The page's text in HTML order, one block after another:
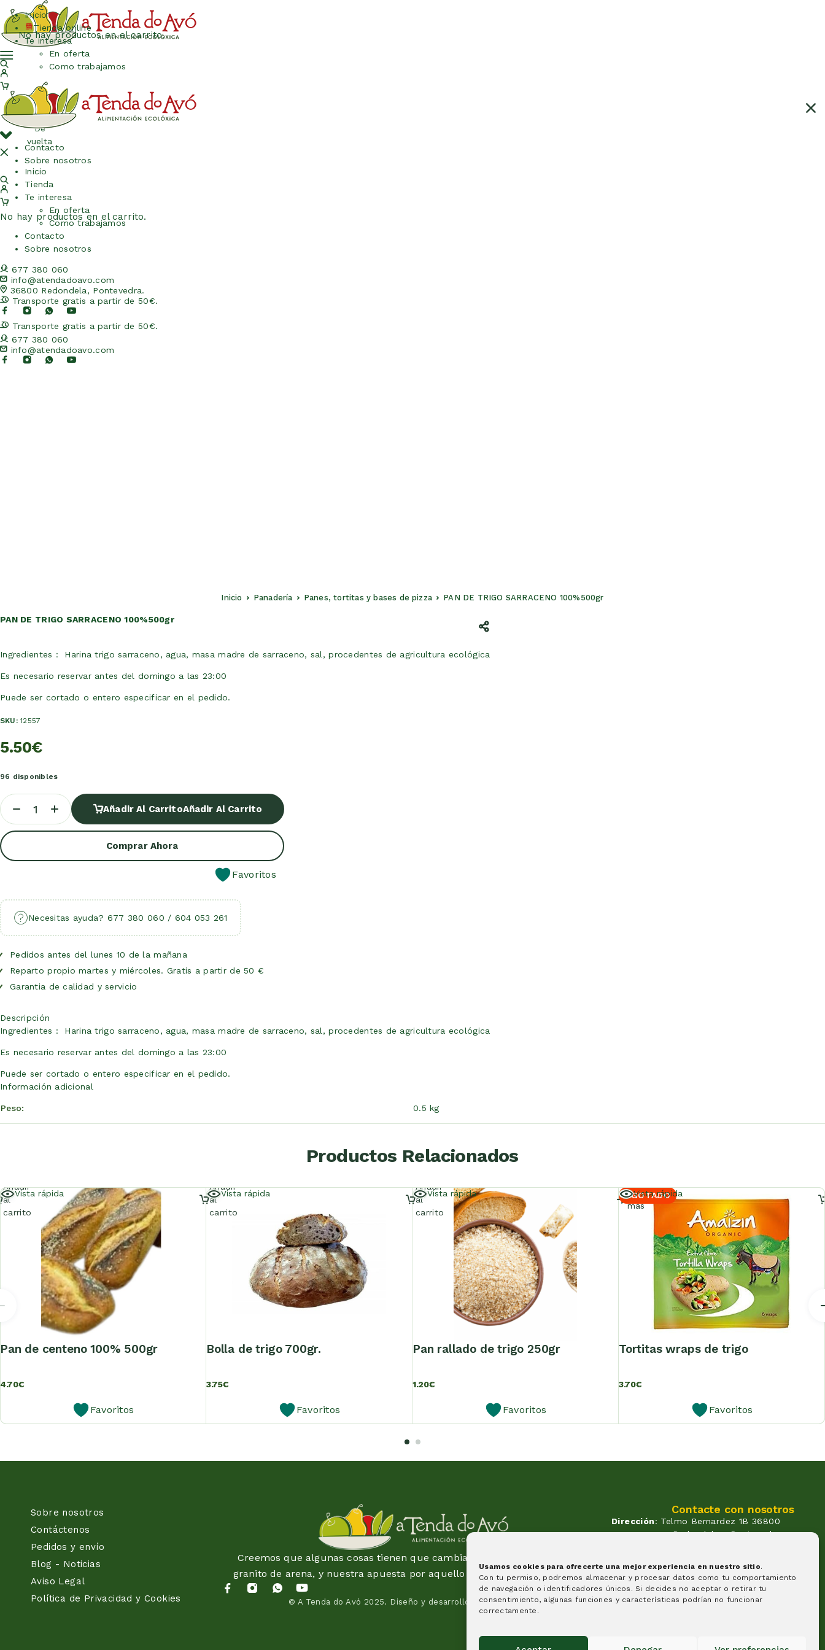
Usamos cookies para ofrecerte una mejor experiencia en nuestro sitio.
Con tu permiso, podremos almacenar y procesar datos como tu comportamiento
de navegación o identificadores únicos. Si decides no aceptar o retirar tu
consentimiento, algunas funciones y características podrían no funcionar
correctamente.
No hay productos en el carrito.
De
vuelta
Inicio
Tienda
Te interesa
En oferta
Como trabajamos
Contacto
Sobre nosotros
677 380 060
info@atendadoavo.com
36800 Redondela, Pontevedra.
Transporte gratis a partir de 50€.
Transporte gratis a partir de 50€.
677 380 060
info@atendadoavo.com
Inicio
Tienda online
Te interesa
En oferta
Como trabajamos
Contacto
Sobre nosotros
No hay productos en el carrito.
Inicio Panadería Panes, tortitas y bases de pizza PAN DE TRIGO SARRACENO 100%500gr
PAN DE TRIGO SARRACENO 100%500gr
Ingredientes : Harina trigo sarraceno, agua, masa madre de sarraceno, sal, procedentes de agricultura ecológica
Es necesario reservar antes del domingo a las 23:00
Puede ser cortado o entero especificar en el pedido.
SKU:12557
5.50€
96 disponibles
Añadir Al CarritoAñadir Al Carrito
Comprar Ahora
Favoritos
Necesitas ayuda? 677 380 060 / 604 053 261
Pedidos antes del lunes 10 de la mañana
Reparto propio martes y miércoles. Gratis a partir de 50 €
Garantia de calidad y servicio
Descripción
Ingredientes : Harina trigo sarraceno, agua, masa madre de sarraceno, sal, procedentes de agricultura ecológica
Es necesario reservar antes del domingo a las 23:00
Puede ser cortado o entero especificar en el pedido.
Información adicional
Peso 0.5 kg
Productos Relacionados
Vista rápida
pan de centeno 100% 500gr
4.70€
Favoritos
Añadir
al
carrito
Vista rápida
bolla de trigo 700gr.
3.75€
Favoritos
Añadir
al
carrito
Vista rápida
pan rallado de trigo 250gr
1.20€
Favoritos
Añadir
al
carrito
AGOTADO
Vista rápida
tortitas wraps de trigo
3.70€
Favoritos
Leer
más
Sobre nosotros
Contáctenos
Pedidos y envío
Blog - Noticias
Aviso Legal
Política de Privacidad y Cookies
Creemos que algunas cosas tienen que cambiar y esta idea es un
granito de arena, y nuestra apuesta por aquello en lo que creemos.
© A Tenda do Avó 2025. Diseño y desarrollo de páginas web
Contacte con nosotros
Dirección: Telmo Bernardez 1B 36800
Redondela - Pontevedra
(+34) 604 053 261
Horario : Lunes a Viernes de
09:30 a 14:00 y de 17:00 a 20:00